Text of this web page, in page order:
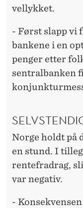
vellykket.
- Først slapp vi
bankene i en
penger etter
sentralbanken
Norge holdt på
en stund. I
rentefradrag,
var negativ.
-